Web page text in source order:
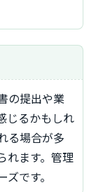
じるかもしれ
る場合が多
れます。管理
です。